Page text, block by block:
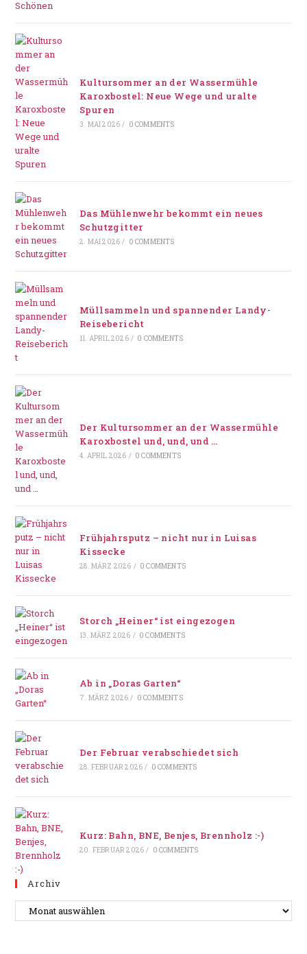
Kultursommer an der Wassermühle
Karoxbostel: Neue Wege und uralte
Spuren
3. MAI 2026 / 0 COMMENTS
Das Mühlenwehr bekommt ein neues
Schutzgitter
2. MAI 2026 / 0 COMMENTS
Müllsammeln und spannender Landy-
Reisebericht
11. APRIL 2026 / 0 COMMENTS
Der Kultursommer an der Wassermühle
Karoxbostel und, und, und …
4. APRIL 2026 / 0 COMMENTS
Frühjahrsputz – nicht nur in Luisas
Kissecke
28. MÄRZ 2026 / 0 COMMENTS
Storch „Heiner“ ist eingezogen
13. MÄRZ 2026 / 0 COMMENTS
Ab in „Doras Garten“
7. MÄRZ 2026 / 0 COMMENTS
Der Februar verabschiedet sich
28. FEBRUAR 2026 / 0 COMMENTS
Kurz: Bahn, BNE, Benjes, Brennholz :-)
20. FEBRUAR 2026 / 0 COMMENTS
Archiv